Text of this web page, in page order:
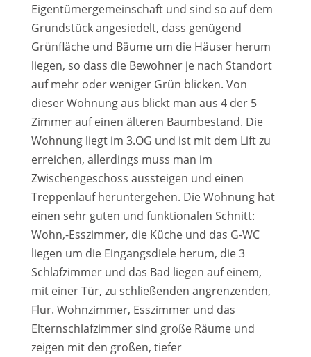
Eigentümergemeinschaft und sind so auf dem
Grundstück angesiedelt, dass genügend
Grünfläche und Bäume um die Häuser herum
liegen, so dass die Bewohner je nach Standort
auf mehr oder weniger Grün blicken. Von
dieser Wohnung aus blickt man aus 4 der 5
Zimmer auf einen älteren Baumbestand. Die
Wohnung liegt im 3.OG und ist mit dem Lift zu
erreichen, allerdings muss man im
Zwischengeschoss aussteigen und einen
Treppenlauf heruntergehen. Die Wohnung hat
einen sehr guten und funktionalen Schnitt:
Wohn,-Esszimmer, die Küche und das G-WC
liegen um die Eingangsdiele herum, die 3
Schlafzimmer und das Bad liegen auf einem,
mit einer Tür, zu schließenden angrenzenden,
Flur. Wohnzimmer, Esszimmer und das
Elternschlafzimmer sind große Räume und
zeigen mit den großen, tiefer